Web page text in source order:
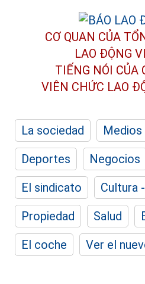
CƠ QUAN CỦA
LAO ĐỘNG
TIẾNG NÓI CỦA
VIÊN CHỨC LAO
La sociedad
Medios
Deportes
Negocios
El sindicato
Cultura
Propiedad
Salud
El coche
Ver el